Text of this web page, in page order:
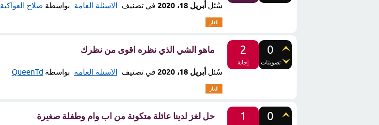
سُئل أبريل 18، 2020 في تصنيف الاسئلة العامة بواسطة صلاح العواكبة
الغاز
0
تصويتات
2
إجابة
ماهو الشي الذي نظره اقوى من نظرك
سُئل أبريل 18، 2020 في تصنيف الاسئلة العامة بواسطة QueenTd
الغاز
0
1 حل لغز لدينا عائلة متكونة من اب وام وطفلة صغيرة